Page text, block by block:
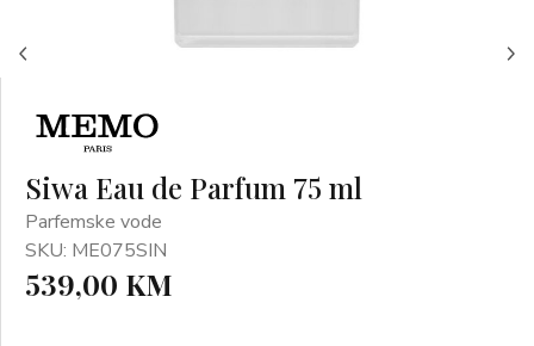
Siwa Eau de Parfum 75 ml
Parfemske vode
SKU: ME075SIN
539,00 KM